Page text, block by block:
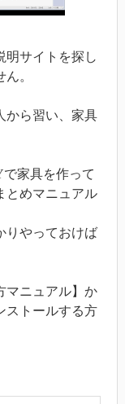
明サイトを探し
。
から習い、家具
家具を作って
とめマニュアル
りやっておけば
マニュアル】か
ストールする方